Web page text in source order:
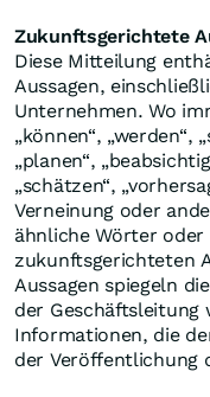
Zukunftsgerichtete
Diese Mitteilung
Aussagen,
Unternehmen. Wo
„können“, „werden“,
„planen“,
„schätzen“,
Verneinung oder
ähnliche Wörter oder
zukunftsgerichteten
Aussagen spiegeln
der Geschäftsleitung
Informationen, die
der Veröffentlichung